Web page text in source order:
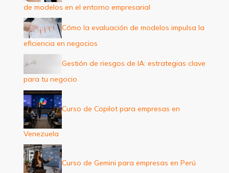
r
:
de modelos en el entorno empresarial
Cómo la evaluación de modelos impulsa la
eficiencia en negocios
Gestión de riesgos de IA: estrategias clave
para tu negocio
Curso de Copilot para empresas en
Venezuela
Curso de Gemini para empresas en Perú